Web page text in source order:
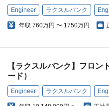
Engineer ラクスルバンク
年収 760万円 〜 1750万円
【ラクスルバンク】フロン
ード）
Engineer ラクスルバンク